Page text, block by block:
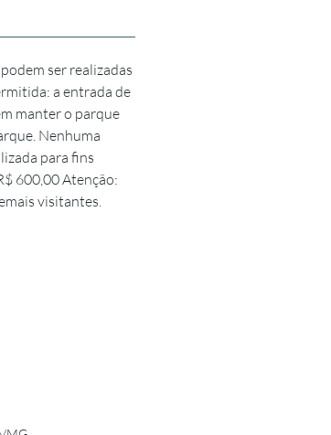
ser realizadas
a entrada de
manter o parque
Nenhuma
para fins
600,00 ​ Atenção:
visitantes.